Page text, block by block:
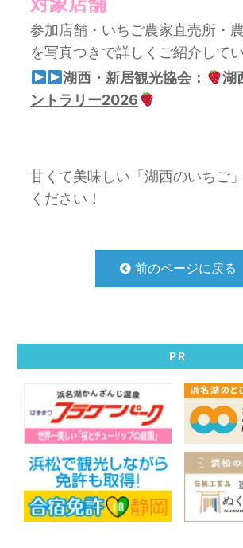
参加店舗・いちご農家直売所・
を写真つきで詳しくご紹介してい
湖西・新居観光協会：
湖
ントラリー2026
甘くて美味しい「湖西のいちご
ください！
前のページに戻る
PR